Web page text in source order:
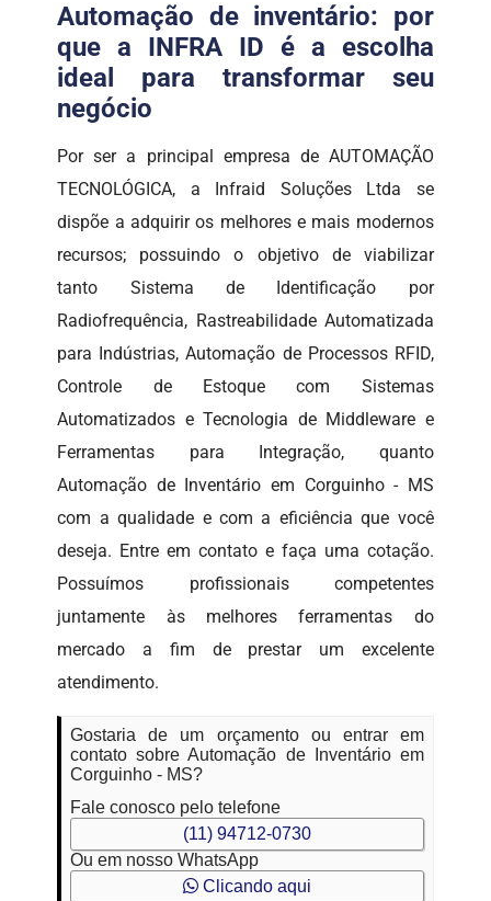
Automação de inventário: por
que a INFRA ID é a escolha
ideal para transformar seu
negócio
Por ser a principal empresa de AUTOMAÇÃO
TECNOLÓGICA, a Infraid Soluções Ltda se
dispõe a adquirir os melhores e mais modernos
recursos; possuindo o objetivo de viabilizar
tanto Sistema de Identificação por
Radiofrequência, Rastreabilidade Automatizada
para Indústrias, Automação de Processos RFID,
Controle de Estoque com Sistemas
Automatizados e Tecnologia de Middleware e
Ferramentas para Integração, quanto
Automação de Inventário em Corguinho - MS
com a qualidade e com a eficiência que você
deseja. Entre em contato e faça uma cotação.
Possuímos profissionais competentes
juntamente às melhores ferramentas do
mercado a fim de prestar um excelente
atendimento.
Gostaria de um orçamento ou entrar em
contato sobre Automação de Inventário em
Corguinho - MS?
Fale conosco pelo telefone
(11) 94712-0730
Ou em nosso WhatsApp
Clicando aqui